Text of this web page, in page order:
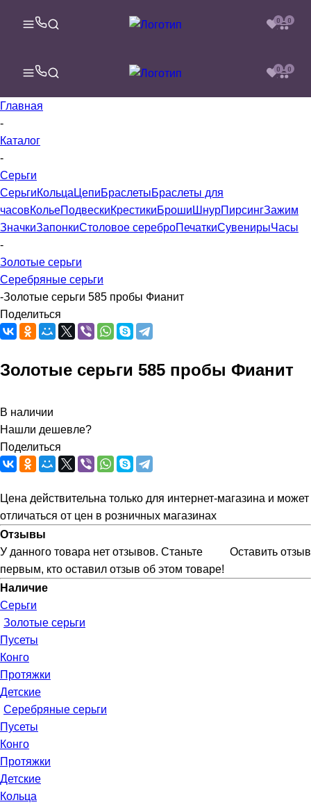
0 0
0 0
Главная
-
Каталог
-
Серьги
СерьгиКольца ЦепиБраслетыБраслеты для
часовКольеПодвескиКрестикиБроши ШнурПирсингЗажим
ЗначкиЗапонкиСтоловое сереброПечаткиСувенирыЧасы
-
Золотые серьги
Серебряные серьги
-Золотые серьги 585 пробы Фианит
Поделиться
Золотые серьги 585 пробы Фианит
В наличии
Нашли дешевле?
Поделиться
Цена действительна только для интернет-магазина и может
отличаться от цен в розничных магазинах
Отзывы
Оставить отзыв
У данного товара нет отзывов. Станьте
первым, кто оставил отзыв об этом товаре!
Наличие
Серьги
Золотые серьги
Пусеты
Конго
Протяжки
Детские
Серебряные серьги
Пусеты
Конго
Протяжки
Детские
Кольца